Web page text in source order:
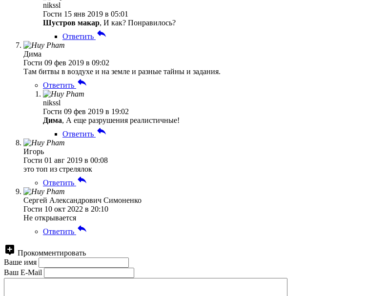
nikssl
Гости 15 янв 2019 в 05:01
Шустров макар, И как? Понравилось?
Ответить
Дима
Гости 09 фев 2019 в 09:02
Там битвы в воздухе и на земле и разные тайны и задания.
Ответить
nikssl
Гости 09 фев 2019 в 19:02
Дима, А еще разрушения реалистичные!
Ответить
Игорь
Гости 01 авг 2019 в 00:08
это топ из стрелялок
Ответить
Сергей Александрович Симоненко
Гости 10 окт 2022 в 20:10
Не открывается
Ответить
Прокомментировать
Ваше имя
Ваш E-Mail